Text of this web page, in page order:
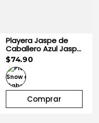
Playera Jaspe de
Caballero Azul Jaspe
100% Algodón |
Optima
$74.90
Comprar